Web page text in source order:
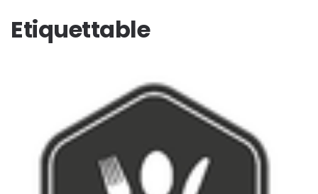
Etiquettable